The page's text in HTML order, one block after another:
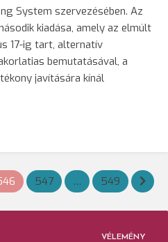
System szervezésében. Az
kiadása, amely az elmúlt
17-ig tart, alternatív
bemutatásával, a
javítására kínál
547 … 549
VÉLEMÉNY